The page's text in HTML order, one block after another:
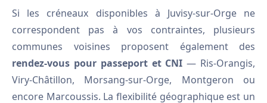
Si les créneaux disponibles à Juvisy-sur-Orge ne
correspondent pas à vos contraintes, plusieurs
communes voisines proposent également des
rendez-vous pour passeport et CNI — Ris-Orangis,
Viry-Châtillon, Morsang-sur-Orge, Montgeron ou
encore Marcoussis. La flexibilité géographique est un